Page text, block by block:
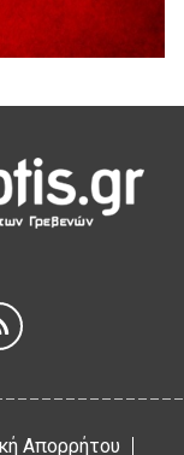
«Μικρές
Απορρήτου